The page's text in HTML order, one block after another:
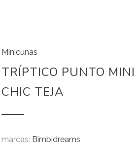
Minicunas
TRÍPTICO PUNTO
CHIC TEJA
marcas: Bimbidreams